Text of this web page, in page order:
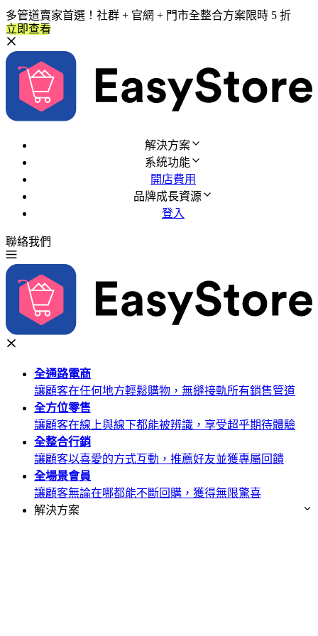
多管道賣家首選！社群 + 官網 + 門市全整合方案限時 5 折
立即查看
解決方案
系統功能
開店費用
品牌成長資源
登入
聯絡我們
全通路電商
讓顧客在任何地方輕鬆購物，無縫接軌所有銷售管道
全方位零售
讓顧客在線上與線下都能被辨識，享受超乎期待體驗
全整合行銷
讓顧客以喜愛的方式互動，推薦好友並獲專屬回饋
全場景會員
讓顧客無論在哪都能不斷回購，獲得無限驚喜
解決方案